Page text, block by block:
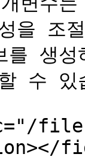
을 조
생
수 있
files/